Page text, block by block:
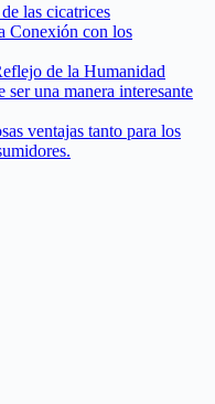
las cicatrices
Conexión con los
de la Humanidad
una manera interesante
ventajas tanto para los